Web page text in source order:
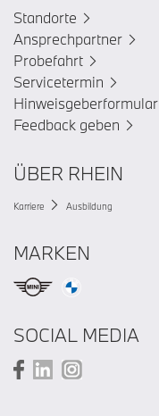
Standorte
Ansprechpartner
Probefahrt
Servicetermin
Hinweisgeberformular
Feedback geben
ÜBER RHEIN
Karriere Ausbildung
MARKEN
SOCIAL MEDIA